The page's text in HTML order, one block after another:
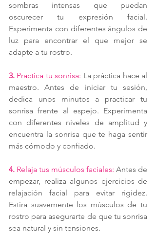
sombras intensas que puedan
oscurecer tu expresión facial.
Experimenta con diferentes ángulos de
luz para encontrar el que mejor se
adapte a tu rostro.
3. Practica tu sonrisa: La práctica hace al
maestro. Antes de iniciar tu sesión,
dedica unos minutos a practicar tu
sonrisa frente al espejo. Experimenta
con diferentes niveles de amplitud y
encuentra la sonrisa que te haga sentir
más cómodo y confiado.
4. Relaja tus músculos faciales: Antes de
empezar, realiza algunos ejercicios de
relajación facial para evitar rigidez.
Estira suavemente los músculos de tu
rostro para asegurarte de que tu sonrisa
sea natural y sin tensiones.